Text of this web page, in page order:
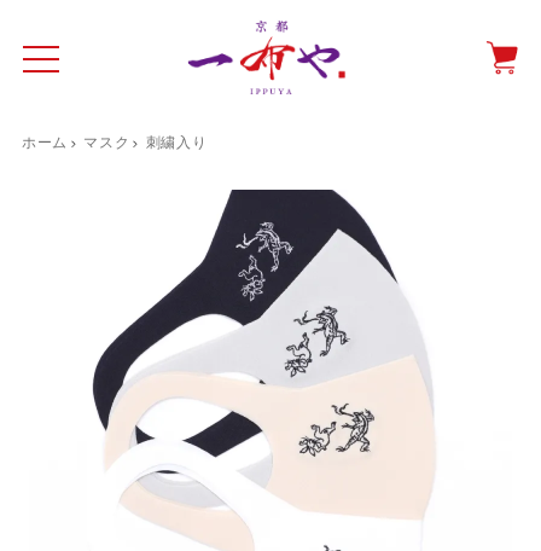
ド 一布やについて 商品をみる
抗ウイルス・抗菌マスクケース
光田愛のテーブルコーディネート
ホーム マスク 刺繍入り